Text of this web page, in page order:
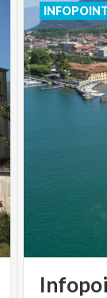
INFOPOINT